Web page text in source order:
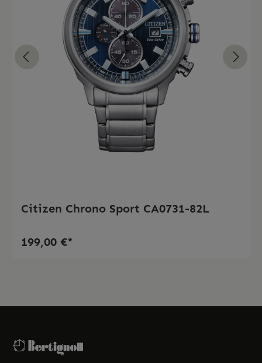
Citizen Chrono Sport CA0731-82L
199,00 €*